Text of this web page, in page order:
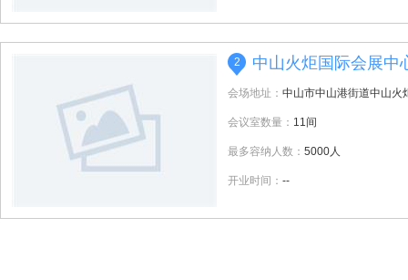
2 中山火炬国际会展中
会场地址： 中山市中山港街道中山火
会议室数量： 11间
最多容纳人数： 5000人
开业时间： --